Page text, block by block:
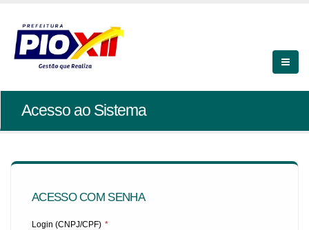
Acesso ao Sistema
ACESSO COM SENHA
Login (CNPJ/CPF) *